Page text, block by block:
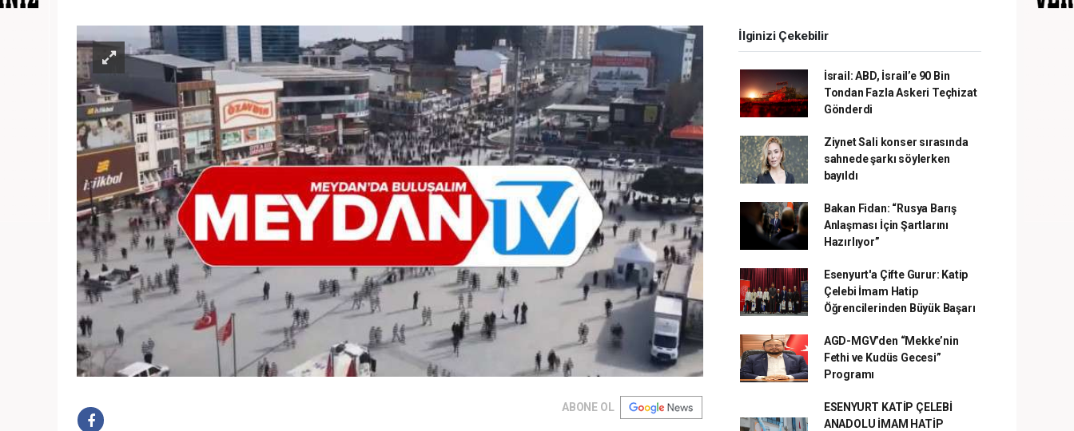
ABONE OL
İlginizi Çekebilir
İsrail: ABD, İsrail’e 90 Bin
Tondan Fazla Askeri Teçhizat
Gönderdi
Ziynet Sali konser sırasında
sahnede şarkı söylerken
bayıldı
Bakan Fidan: “Rusya Barış
Anlaşması İçin Şartlarını
Hazırlıyor”
Esenyurt'a Çifte Gurur: Katip
Çelebi İmam Hatip
Öğrencilerinden Büyük Başarı
AGD-MGV’den “Mekke’nin
Fethi ve Kudüs Gecesi”
Programı
ESENYURT KATİP ÇELEBİ
ANADOLU İMAM HATİP